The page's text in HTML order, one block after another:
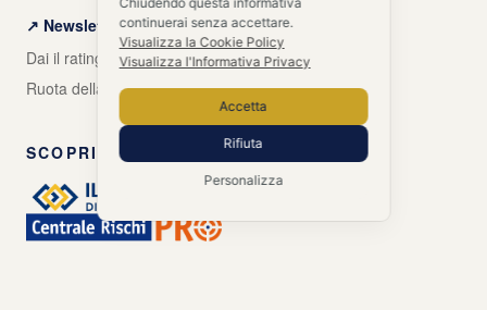
↗ Newsletter + Guida gratuita
Dai il rating alle tue banche
Ruota della Vita Aziendale
SCOPRI ANCHE
continuerai senza accettare.
Visualizza la Cookie Policy
Visualizza l'Informativa Privacy
Accetta
Rifiuta
Personalizza